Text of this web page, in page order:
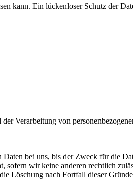
kann. Ein lückenloser Schutz der
Verarbeitung von
bei uns, bis der Zweck für die
wir keine anderen rechtlich
Löschung nach Fortfall dieser